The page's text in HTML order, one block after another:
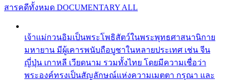
สารคดีทั้งหมด DOCUMENTARY ALL
เจ้าแม่กวนอิมเป็นพระโพธิสัตว์ในพระพุทธศาสนานิกาย
มหายาน มีผู้เคารพนับถือบูชาในหลายประเทศ เช่น จีน
ญี่ปุ่น เกาหลี เวียดนาม รวมทั้งไทย โดยมีความเชื่อว่า
พระองค์ทรงเป็นสัญลักษณ์แห่งความเมตตา กรุณา และ